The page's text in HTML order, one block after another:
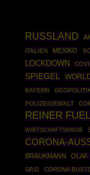
RUSSLAND
ITALIEN MEXIKO
LOCKDOWN
SPIEGEL
BAYERN
POLIZEIGEWALT
REINER
WIRTSCHAFTSKRISE
CORONA-
BRAUKMANN
OLAF
GRID
CORONA